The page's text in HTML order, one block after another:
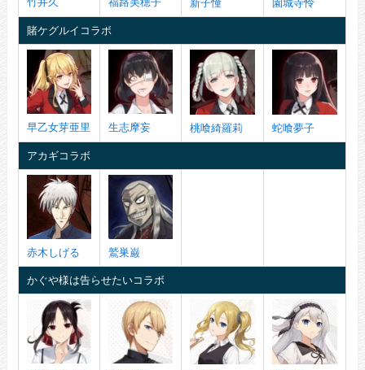
新子憧 園城寺怜
賭ケグルイコラボ
早乙女芽亜里 生志摩妄 桃喰綺羅莉 蛇喰夢子
アカギコラボ
赤木しげる 鷲巣巌
かぐや様は告らせたいコラボ